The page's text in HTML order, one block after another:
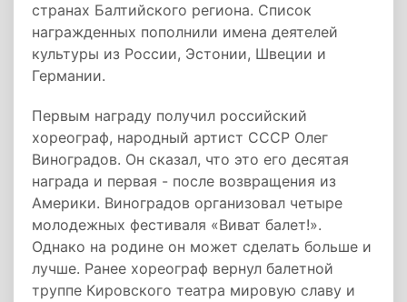
странах Балтийского региона. Список
награжденных пополнили имена деятелей
культуры из России, Эстонии, Швеции и
Германии.
Первым награду получил российский
хореограф, народный артист СССР Олег
Виноградов. Он сказал, что это его десятая
награда и первая - после возвращения из
Америки. Виноградов организовал четыре
молодежных фестиваля «Виват балет!».
Однако на родине он может сделать больше и
лучше. Ранее хореограф вернул балетной
труппе Кировского театра мировую славу и